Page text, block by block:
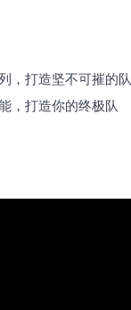
，打造坚不可摧的队
，打造你的终极队